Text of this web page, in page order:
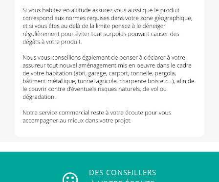
DES CONSEILLERS